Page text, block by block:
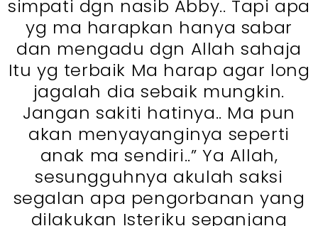
simpati dgn nasib Abby.. Tapi apa
yg ma harapkan hanya sabar
dan mengadu dgn Allah sahaja
Itu yg terbaik Ma harap agar long
jagalah dia sebaik mungkin.
Jangan sakiti hatinya.. Ma pun
akan menyayanginya seperti
anak ma sendiri..” Ya Allah,
sesungguhnya akulah saksi
segalan apa pengorbanan yang
dilakukan Isteriku sepanjang